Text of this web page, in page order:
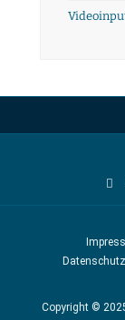
Copyright ©